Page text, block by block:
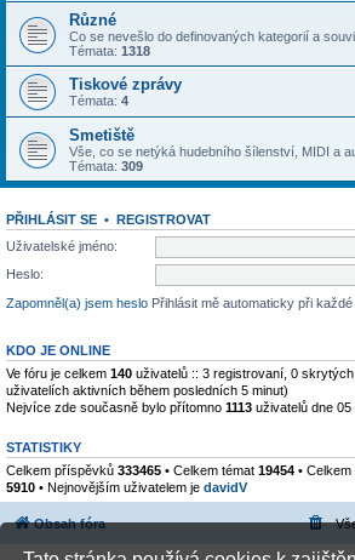
Různé
Co se nevešlo do definovaných kategorií a
Témata: 1318
Tiskové zprávy
Témata: 4
Smetiště
Vše, co se netýká hudebního šílenství, MIDI a
Témata: 309
PŘIHLÁSIT SE • REGISTROVAT
Uživatelské jméno:
Heslo:
Zapomněl(a) jsem heslo Přihlásit mě automaticky při
KDO JE ONLINE
Ve fóru je celkem 140 uživatelů :: 3 registrovaní, 0
uživatelích aktivních během posledních 5 minut)
Nejvíce zde současně bylo přítomno 1113 uživatelů dne
STATISTIKY
Celkem příspěvků 333465 • Celkem témat 19454 •
5910 • Nejnovějším uživatelem je davidV
Obsah fóra